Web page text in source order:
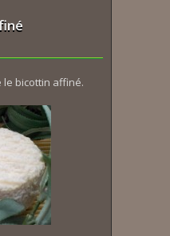
le bicottin affiné.